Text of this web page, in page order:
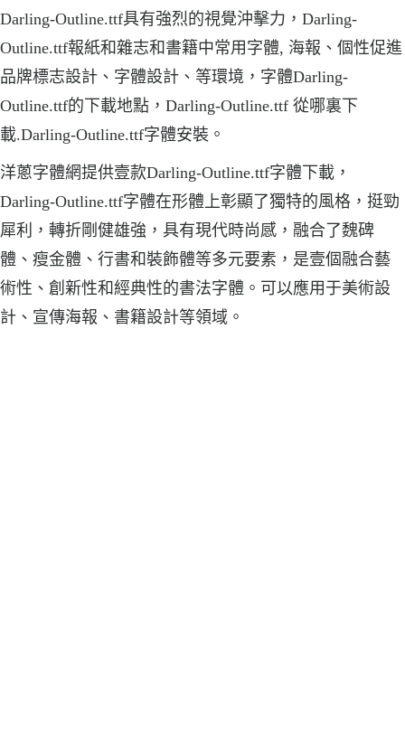
Darling-Outline.ttf具有強烈的視覺沖擊力，Darling-
Outline.ttf報紙和雜志和書籍中常用字體, 海報、個性促進
品牌標志設計、字體設計、等環境，字體Darling-
Outline.ttf的下載地點，Darling-Outline.ttf 從哪裏下
載.Darling-Outline.ttf字體安裝。
洋蔥字體網提供壹款Darling-Outline.ttf字體下載，
Darling-Outline.ttf字體在形體上彰顯了獨特的風格，挺勁
犀利，轉折剛健雄強，具有現代時尚感，融合了魏碑
體、瘦金體、行書和裝飾體等多元要素，是壹個融合藝
術性、創新性和經典性的書法字體。可以應用于美術設
計、宣傳海報、書籍設計等領域。